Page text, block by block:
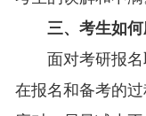
三、考生如
面对考研报
在报名和备考的